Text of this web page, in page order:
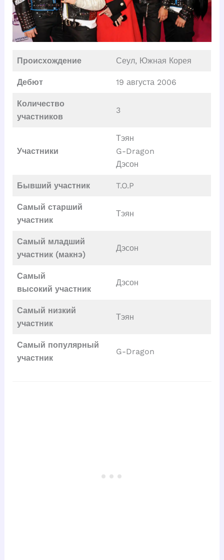
Происхождение Сеул, Южная Корея
Дебют 19 августа 2006
Количество
участников
3
Участники
Тэян
G-Dragon
Дэсон
Бывший участник T.O.P
Самый старший
участник
Тэян
Самый младший
участник (макнэ)
Дэсон
Самый
высокий участник
Дэсон
Самый низкий
участник
Тэян
Самый популярный
участник
G-Dragon